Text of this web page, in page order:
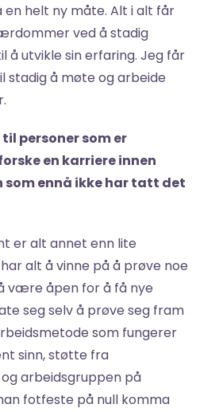
helt ny måte. Alt i alt får
ved å stadig
å utvikle sin erfaring. Jeg får
stadig å møte og arbeide
personer som er
en karriere innen
som ennå ikke har tatt det
er alt annet enn lite
alt å vinne på å prøve noe
være åpen for å få nye
seg selv å prøve seg fram
som fungerer
sinn, støtte fra
arbeidsgruppen på
fotfeste på null komma